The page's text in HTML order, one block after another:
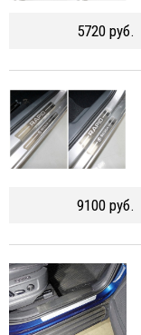
5720 руб.
9100 руб.